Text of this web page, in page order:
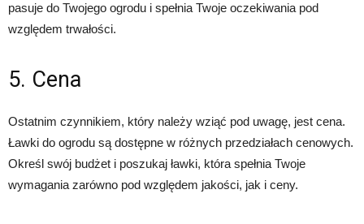
pasuje do Twojego ogrodu i spełnia Twoje oczekiwania pod
względem trwałości.
5. Cena
Ostatnim czynnikiem, który należy wziąć pod uwagę, jest cena.
Ławki do ogrodu są dostępne w różnych przedziałach cenowych.
Określ swój budżet i poszukaj ławki, która spełnia Twoje
wymagania zarówno pod względem jakości, jak i ceny.